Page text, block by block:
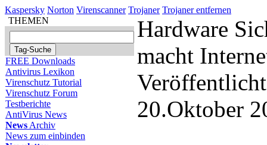
Kaspersky Norton Virenscanner Trojaner Trojaner entfernen
THEMEN
FREE Downloads
Antivirus Lexikon
Virenschutz Tutorial
Virenschutz Forum
Testberichte
AntiVirus News
News Archiv
News zum einbinden
Hardware
macht
20.Oktober